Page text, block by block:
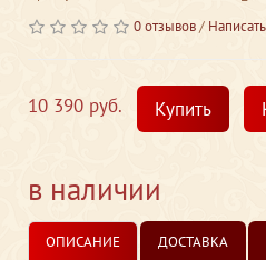
0 отзывов/
10 390 руб. Купить
в наличии
ОПИСАНИЕ ДОСТАВКА